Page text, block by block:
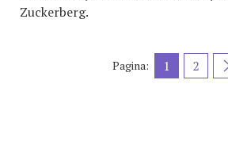
Zuckerberg.
Pagina: 1 2